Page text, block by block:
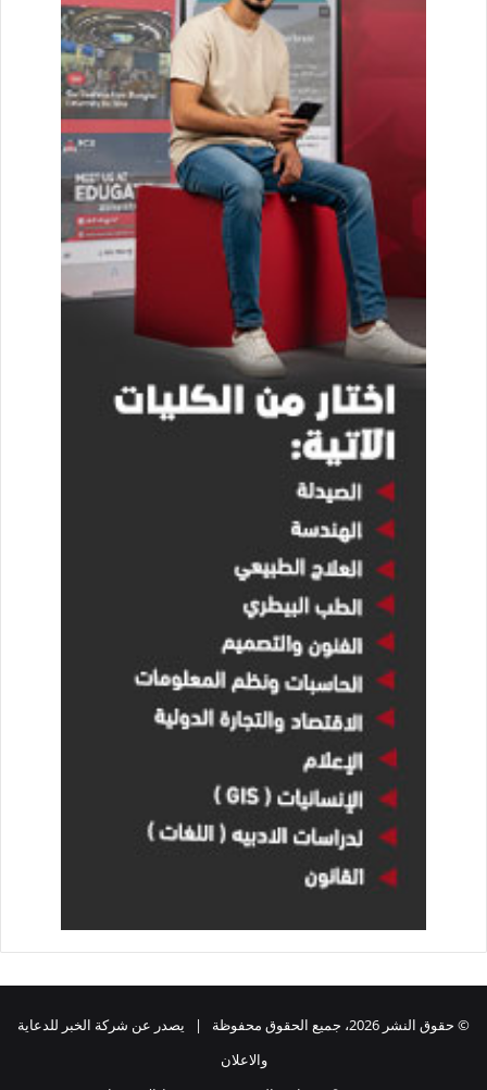
© حقوق النشر 2026، جميع الحقوق محفوظة | يصدر عن شركة الخبر للدعاية
والاعلان